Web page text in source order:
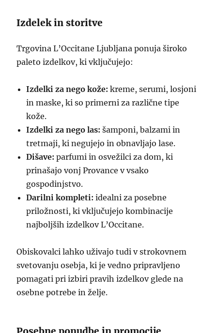
Izdelek in storitve
Trgovina L’Occitane Ljubljana ponuja široko
paleto izdelkov, ki vključujejo:
Izdelki za nego kože: kreme, serumi, losjoni
in maske, ki so primerni za različne tipe
kože.
Izdelki za nego las: šamponi, balzami in
tretmaji, ki negujejo in obnavljajo lase.
Dišave: parfumi in osvežilci za dom, ki
prinašajo vonj Provance v vsako
gospodinjstvo.
Darilni kompleti: idealni za posebne
priložnosti, ki vključujejo kombinacije
najboljših izdelkov L’Occitane.
Obiskovalci lahko uživajo tudi v strokovnem
svetovanju osebja, ki je vedno pripravljeno
pomagati pri izbiri pravih izdelkov glede na
osebne potrebe in želje.